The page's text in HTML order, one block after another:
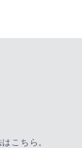
こちら。